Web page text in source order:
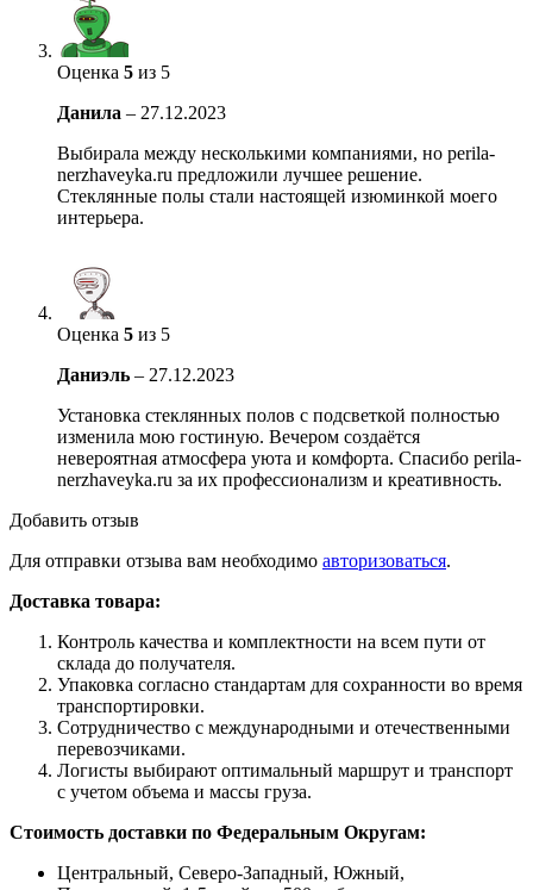
Оценка 5 из 5
Данила – 27.12.2023
Выбирала между несколькими компаниями, но perila-
nerzhaveyka.ru предложили лучшее решение.
Стеклянные полы стали настоящей изюминкой моего
интерьера.
Оценка 5 из 5
Даниэль – 27.12.2023
Установка стеклянных полов с подсветкой полностью
изменила мою гостиную. Вечером создаётся
невероятная атмосфера уюта и комфорта. Спасибо perila-
nerzhaveyka.ru за их профессионализм и креативность.
Добавить отзыв
Для отправки отзыва вам необходимо авторизоваться.
Доставка товара:
Контроль качества и комплектности на всем пути от
склада до получателя.
Упаковка согласно стандартам для сохранности во время
транспортировки.
Сотрудничество с международными и отечественными
перевозчиками.
Логисты выбирают оптимальный маршрут и транспорт
с учетом объема и массы груза.
Стоимость доставки по Федеральным Округам:
Центральный, Северо-Западный, Южный,